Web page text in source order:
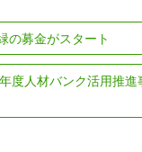
の募金がスタート
度人材バンク活用推